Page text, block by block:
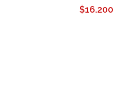
$16.200